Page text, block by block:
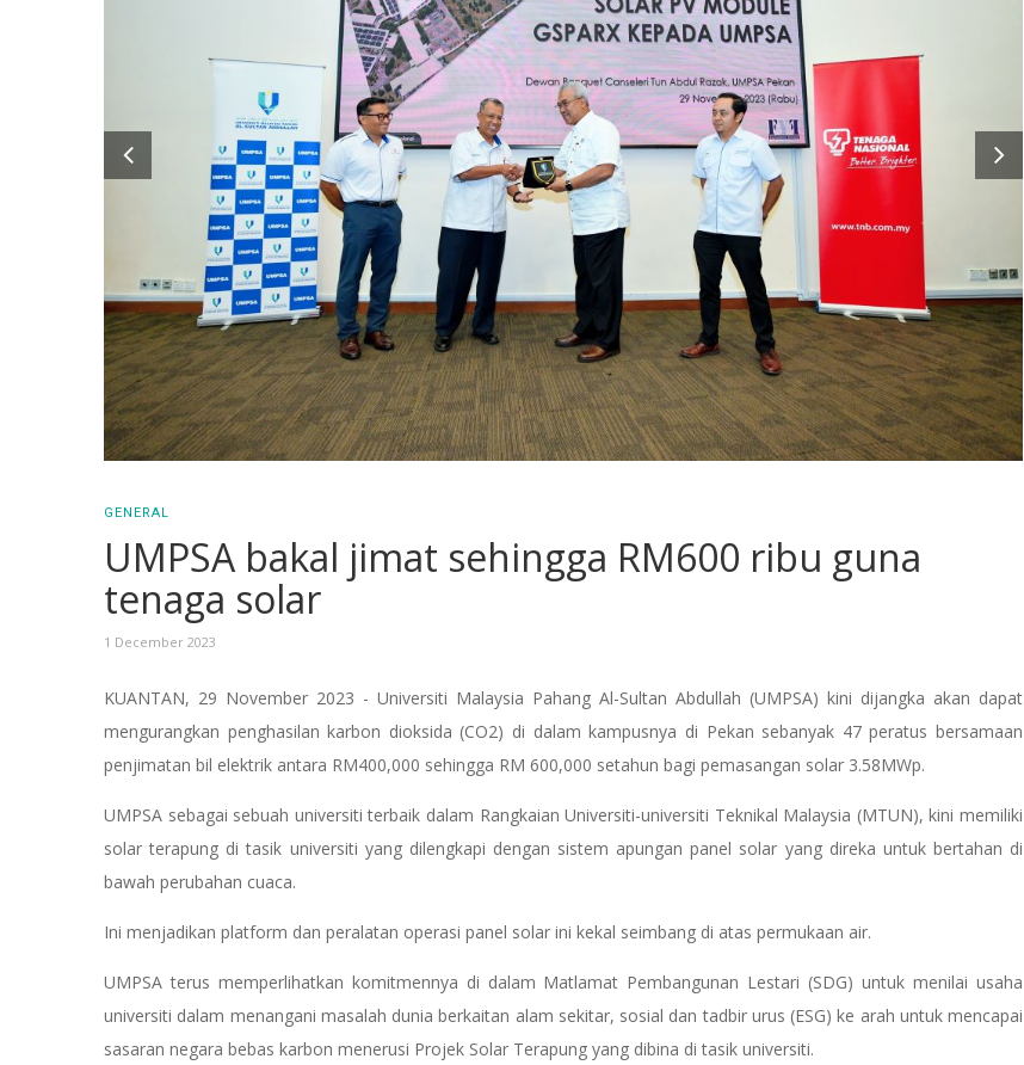
GENERAL
UMPSA bakal jimat sehingga RM600 ribu guna
tenaga solar
1 December 2023
KUANTAN, 29 November 2023 - Universiti Malaysia Pahang Al-Sultan Abdullah (UMPSA) kini dijangka akan dapat
mengurangkan penghasilan karbon dioksida (CO2) di dalam kampusnya di Pekan sebanyak 47 peratus bersamaan
penjimatan bil elektrik antara RM400,000 sehingga RM 600,000 setahun bagi pemasangan solar 3.58MWp.
UMPSA sebagai sebuah universiti terbaik dalam Rangkaian Universiti-universiti Teknikal Malaysia (MTUN), kini memiliki
solar terapung di tasik universiti yang dilengkapi dengan sistem apungan panel solar yang direka untuk bertahan di
bawah perubahan cuaca.
Ini menjadikan platform dan peralatan operasi panel solar ini kekal seimbang di atas permukaan air.
UMPSA terus memperlihatkan komitmennya di dalam Matlamat Pembangunan Lestari (SDG) untuk menilai usaha
universiti dalam menangani masalah dunia berkaitan alam sekitar, sosial dan tadbir urus (ESG) ke arah untuk mencapai
sasaran negara bebas karbon menerusi Projek Solar Terapung yang dibina di tasik universiti.